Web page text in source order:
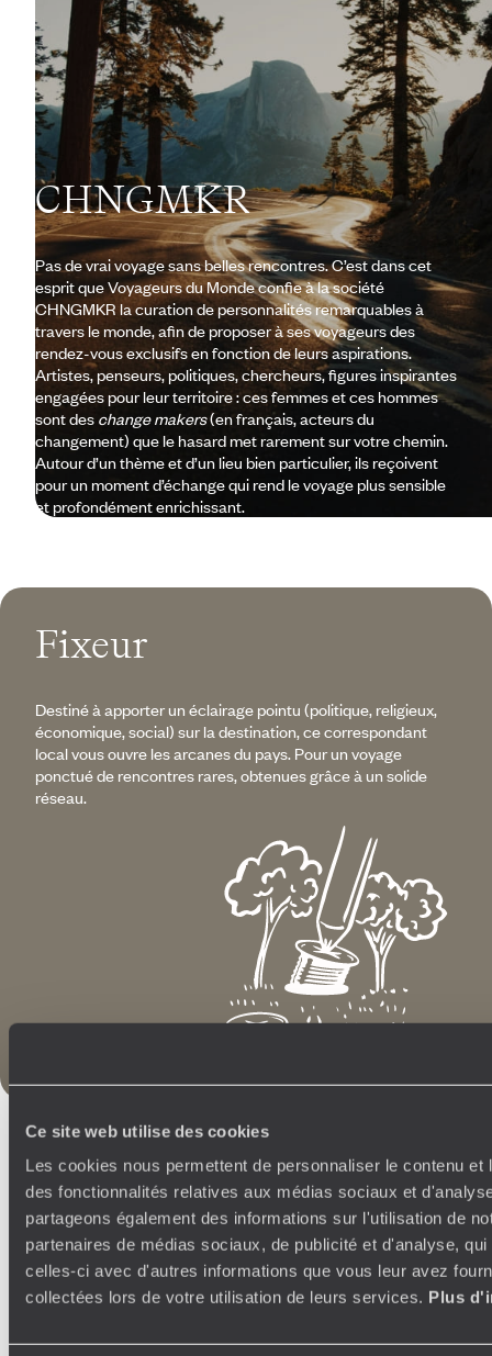
Ce site web utilise des cookies
Les cookies nous permettent de personnaliser le contenu et
des fonctionnalités relatives aux médias sociaux et
partageons également des informations sur l'utilisation de
partenaires de médias sociaux, de publicité et d'analyse,
celles-ci avec d'autres informations que vous leur avez
collectées lors de votre utilisation de leurs services. Plus
CHNGMKR
Pas de vrai voyage sans belles rencontres. C’est dans cet
esprit que Voyageurs du Monde confie à la société
CHNGMKR la curation de personnalités remarquables à
travers le monde, afin de proposer à ses voyageurs des
rendez-vous exclusifs en fonction de leurs aspirations.
Artistes, penseurs, politiques, chercheurs, figures inspirantes
engagées pour leur territoire : ces femmes et ces hommes
sont des change makers(en français, acteurs du
changement) que le hasard met rarement sur votre chemin.
Autour d’un thème et d’un lieu bien particulier, ils reçoivent
pour un moment d’échange qui rend le voyage plus sensible
et profondément enrichissant.
Fixeur
Destiné à apporter un éclairage pointu (politique, religieux,
économique, social) sur la destination, ce correspondant
local vous ouvre les arcanes du pays. Pour un voyage
ponctué de rencontres rares, obtenues grâce à un solide
réseau.
Likea friend
Un(e) habitant(e) des lieux propose une balade informelle,
adaptée à vos centres d’intérêt. Partageant conseils et
bonnes adresses, vous êtes informé sur les mœurs locales.
Un moment décontracté et enrichissant.